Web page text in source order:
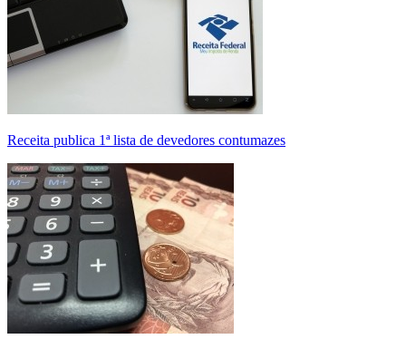
Receita publica 1ª lista de devedores contumazes